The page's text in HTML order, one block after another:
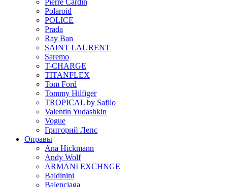
Pierre Cardin
Polaroid
POLICE
Prada
Ray Ban
SAINT LAURENT
Saremo
T-CHARGE
TITANFLEX
Tom Ford
Tommy Hilfiger
TROPICAL by Safilo
Valentin Yudashkin
Vogue
Григорий Лепс
Оправы
Ana Hickmann
Andy Wolf
ARMANI EXCHNGE
Baldinini
Balenciaga